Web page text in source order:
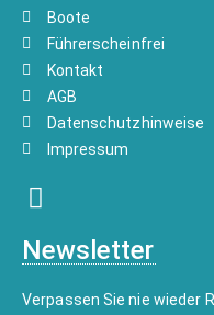
Boote
Führerscheinfrei
Kontakt
AGB
Datenschutzhinweise
Impressum
Newsletter
Verpassen Sie nie wieder